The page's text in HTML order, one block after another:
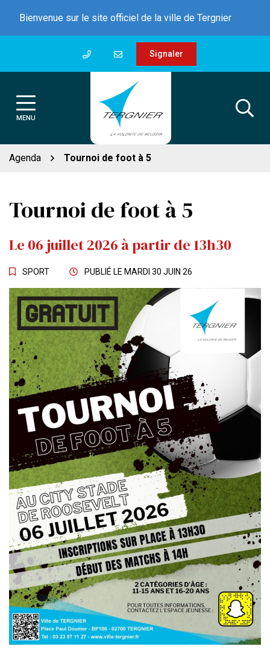
contenu
Bienvenue sur le site officiel de la ville de Tergnier
Signaler
MENU
Agenda Tournoi de foot à 5
Tournoi de foot à 5
Le 06 juillet2026 à partir de 13h30
SPORT PUBLIÉ LE MARDI 30 JUIN 26